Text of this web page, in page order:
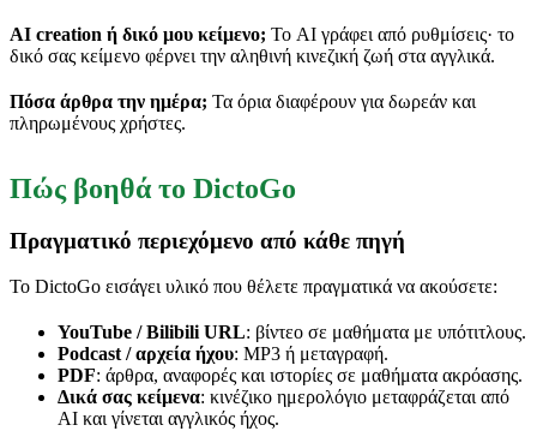
AI creation ή δικό μου κείμενο; Το AI γράφει από ρυθμίσεις· το
δικό σας κείμενο φέρνει την αληθινή κινεζική ζωή στα αγγλικά.
Πόσα άρθρα την ημέρα; Τα όρια διαφέρουν για δωρεάν και
πληρωμένους χρήστες.
Πώς βοηθά το DictoGo
Πραγματικό περιεχόμενο από κάθε πηγή
Το DictoGo εισάγει υλικό που θέλετε πραγματικά να ακούσετε:
YouTube / Bilibili URL: βίντεο σε μαθήματα με υπότιτλους.
Podcast / αρχεία ήχου: MP3 ή μεταγραφή.
PDF: άρθρα, αναφορές και ιστορίες σε μαθήματα ακρόασης.
Δικά σας κείμενα: κινέζικο ημερολόγιο μεταφράζεται από
AI και γίνεται αγγλικός ήχος.